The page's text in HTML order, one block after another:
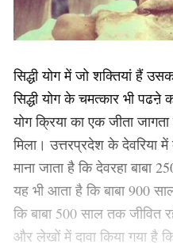
सिद्धी योग में जो शक्तियां हैं
सिद्धी योग के चमत्कार भी
योग क्रिया का एक जीता
मिला। उत्तरप्रदेश के देवरिया
माना जाता है कि देवरहा
यह भी आता है कि बाबा 900
कि बाबा 500 साल तक जीवित
और लेखों में दावा किया गया है